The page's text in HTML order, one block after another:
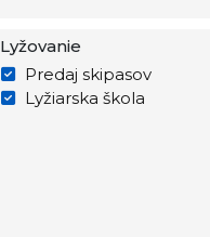
Lyžovanie
Predaj skipasov
Lyžiarska škola